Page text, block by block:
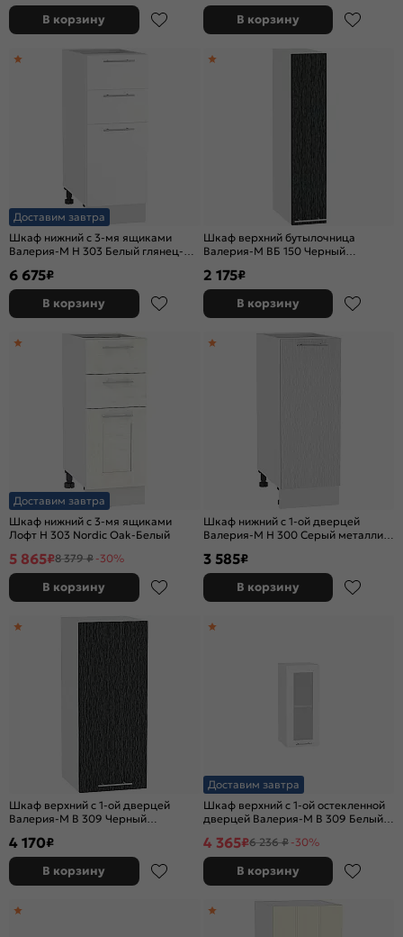
В корзину В корзину
Доставим завтра
Шкаф нижний с 3-мя ящиками
Валерия-М Н 303 Белый глянец-
6 675₽
В корзину
Шкаф верхний бутылочница
Валерия-М ВБ 150 Черный
2 175₽
В корзину
Доставим завтра
Шкаф нижний с 3-мя ящиками
Лофт Н 303 Nordic Oak-Белый
5 865₽8 379 ₽ -30%
В корзину
Шкаф нижний с 1-ой дверцей
Валерия-М Н 300 Серый металлик
3 585₽
В корзину
Шкаф верхний с 1-ой дверцей
Валерия-М В 309 Черный
4 170₽
В корзину
Доставим завтра
Шкаф верхний с 1-ой остекленной
дверцей Валерия-М В 309 Белый
4 365₽6 236 ₽ -30%
В корзину